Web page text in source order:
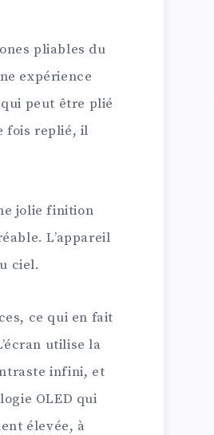
pliables du
expérience
peut être plié
fois replié, il
jolie finition
L’appareil
ciel.
ce qui en fait
utilise la
infini, et
OLED qui
élevée, à